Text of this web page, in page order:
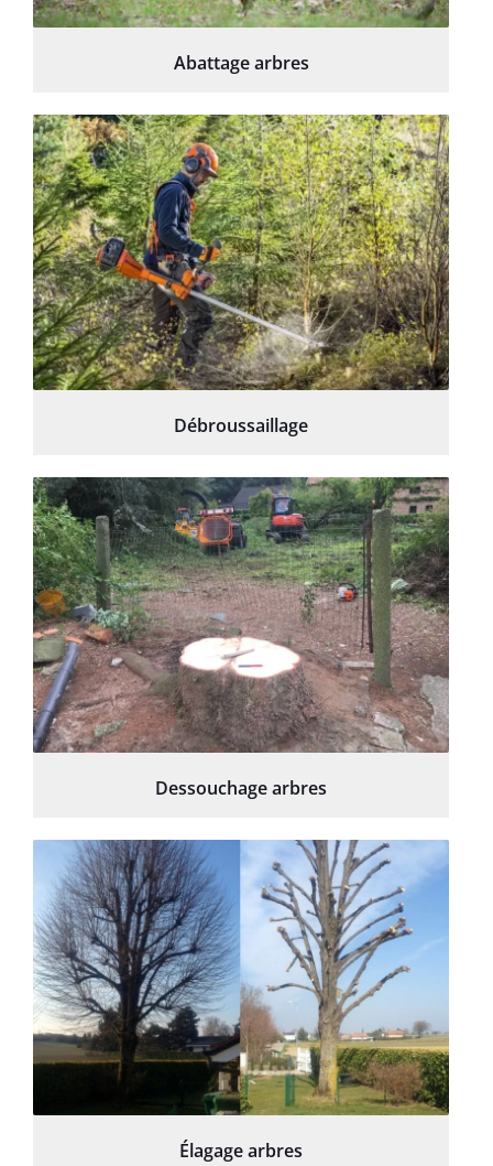
Abattage arbres
Débroussaillage
Dessouchage arbres
Élagage arbres